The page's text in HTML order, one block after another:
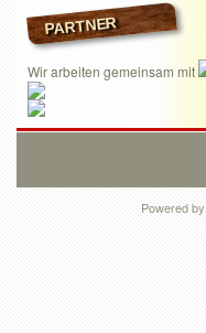
PARTNER
Wir arbeiten gemeinsam mit
Powered by